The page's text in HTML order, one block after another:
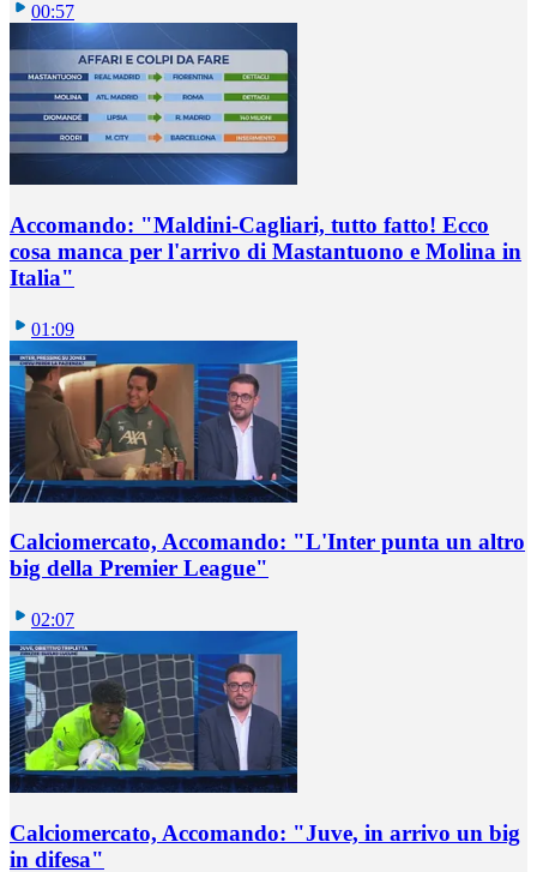
00:57
Accomando: "Maldini-Cagliari, tutto fatto! Ecco
cosa manca per l'arrivo di Mastantuono e Molina in
Italia"
01:09
Calciomercato, Accomando: "L'Inter punta un altro
big della Premier League"
02:07
Calciomercato, Accomando: "Juve, in arrivo un big
in difesa"